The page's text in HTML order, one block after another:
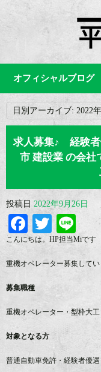
オフィシャルブログ
日別アーカイブ: 2022
求人募集♪ 経験
市 建設業 の会社
投稿日 2022年9月26日
Facebook
Twitter
Line
こんにちは。HP担当Miです
重機オペレーター募集してい
募集職種
重機オペレーター・型枠大
対象となる方
普通自動車免許・経験者優